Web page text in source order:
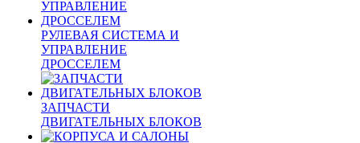
РУЛЕВАЯ СИСТЕМА И
УПРАВЛЕНИЕ
ДРОССЕЛЕМ
ЗАПЧАСТИ
ДВИГАТЕЛЬНЫХ БЛОКОВ